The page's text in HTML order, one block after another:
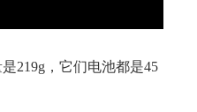
219g，它们电池都是45